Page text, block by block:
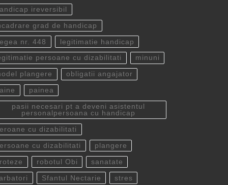
ireversibil
grad de handicap
nr. 448 legitimatie handicap
persoane cu dizabilitati minuni
plangere obligatii angajator
painea
pasii necesari pt a deveni asistentul
personalpersoana cu handicap
cu dizabilitati
cu dizabilitati plangere
robotul Obi sanatate
Sfantul Nectarie stres